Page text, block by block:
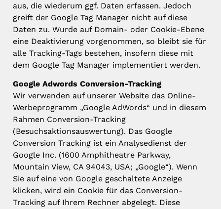
aus, die wiederum ggf. Daten erfassen. Jedoch
greift der Google Tag Manager nicht auf diese
Daten zu. Wurde auf Domain- oder Cookie-Ebene
eine Deaktivierung vorgenommen, so bleibt sie für
alle Tracking-Tags bestehen, insofern diese mit
dem Google Tag Manager implementiert werden.
Google Adwords Conversion-Tracking
Wir verwenden auf unserer Website das Online-
Werbeprogramm „Google AdWords“ und in diesem
Rahmen Conversion-Tracking
(Besuchsaktionsauswertung). Das Google
Conversion Tracking ist ein Analysedienst der
Google Inc. (1600 Amphitheatre Parkway,
Mountain View, CA 94043, USA; „Google“). Wenn
Sie auf eine von Google geschaltete Anzeige
klicken, wird ein Cookie für das Conversion-
Tracking auf Ihrem Rechner abgelegt. Diese